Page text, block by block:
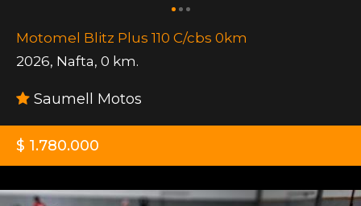
Motomel Blitz Plus 110 C/cbs 0km
2026, Nafta, 0 km.
Saumell Motos
$ 1.780.000